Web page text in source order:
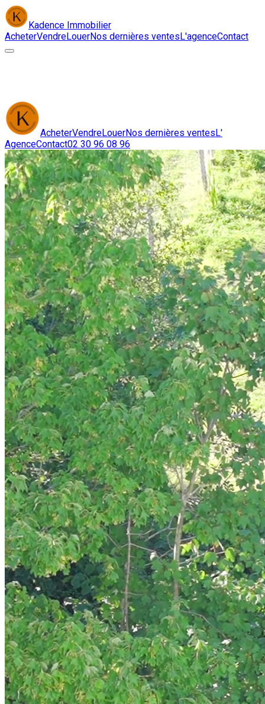
Kadence Immobilier
AcheterVendreLouerNos dernières ventesL'agenceContact
AcheterVendreLouerNos dernières ventesL'
AgenceContact02 30 96 08 96